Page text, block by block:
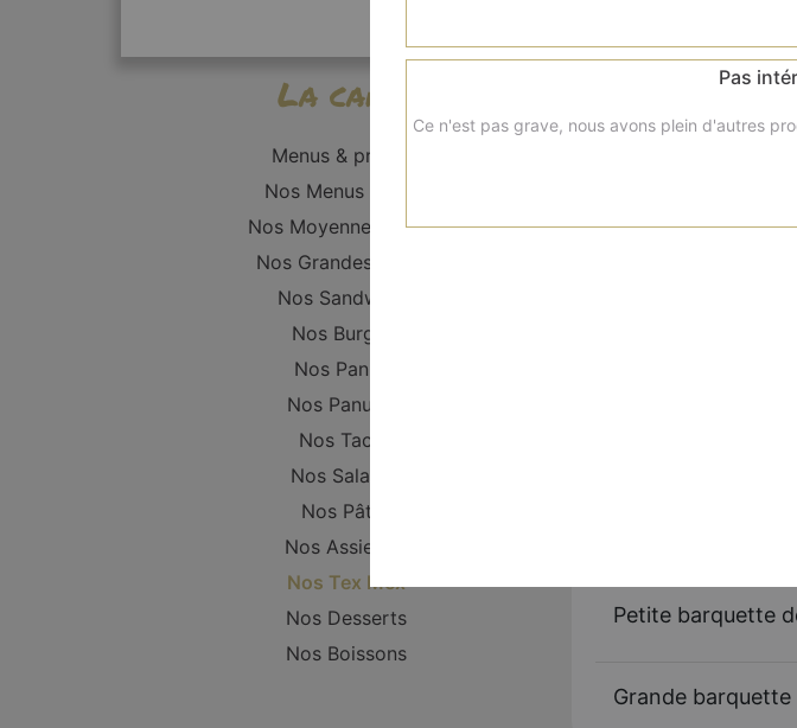
La carte
Menus & promos
Nos Menus Enfant
Nos Moyennes Pizzas
Nos Grandes Pizzas
Nos Sandwichs
Nos Burgers
Nos Paninis
Nos Panuzzo
Nos Tacos
Nos Salades
Nos Pâtes
Nos Assiettes
Nos Tex Mex
Nos Desserts
Nos Boissons
Petite barquette
Grande
Pas
Ce n'est pas grave, nous avons plein d'autres